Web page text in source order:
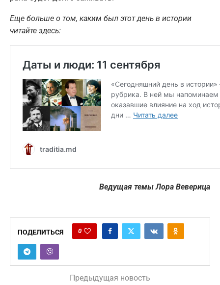
Еще больше о том, каким был этот день в истории
читайте здесь:
Ведущая темы Лора Веверица
ПОДЕЛИТЬСЯ 0
Предыдущая новость